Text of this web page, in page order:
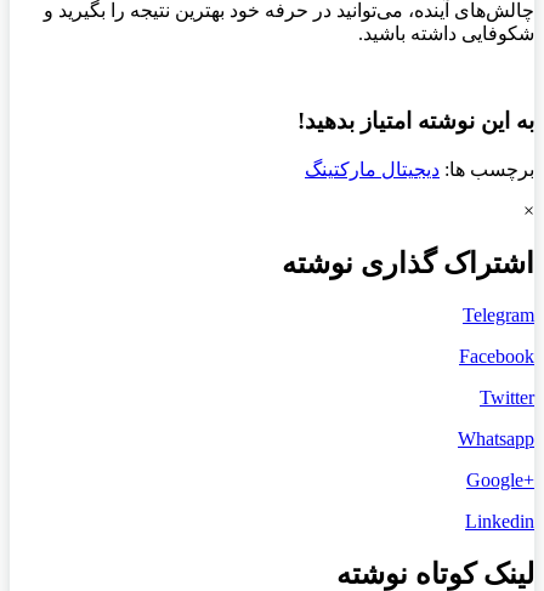
چالش‌های آینده، می‌توانید در حرفه خود بهترین نتیجه را بگیرید و
شکوفایی داشته باشید.
به این نوشته امتیاز بدهید!
برچسب ها: دیجیتال مارکتینگ
×
اشتراک گذاری نوشته
Telegram
Facebook
Twitter
Whatsapp
+Google
Linkedin
لینک کوتاه نوشته